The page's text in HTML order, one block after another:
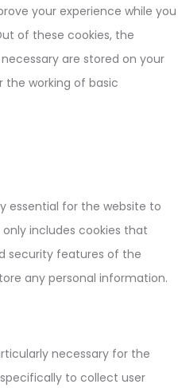
your experience while you
of these cookies, the
are stored on your
the working of basic
essential for the website to
includes cookies that
security features of the
any personal information.
necessary for the
to collect user